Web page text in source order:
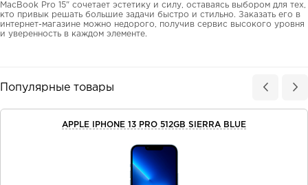
MacBook Pro 15" сочетает эстетику и силу, оставаясь выбором для тех,
кто привык решать большие задачи быстро и стильно. Заказать его в
интернет-магазине можно недорого, получив сервис высокого уровня
и уверенность в каждом элементе.
Популярные товары
APPLE IPHONE 13 PRO 512GB SIERRA BLUE